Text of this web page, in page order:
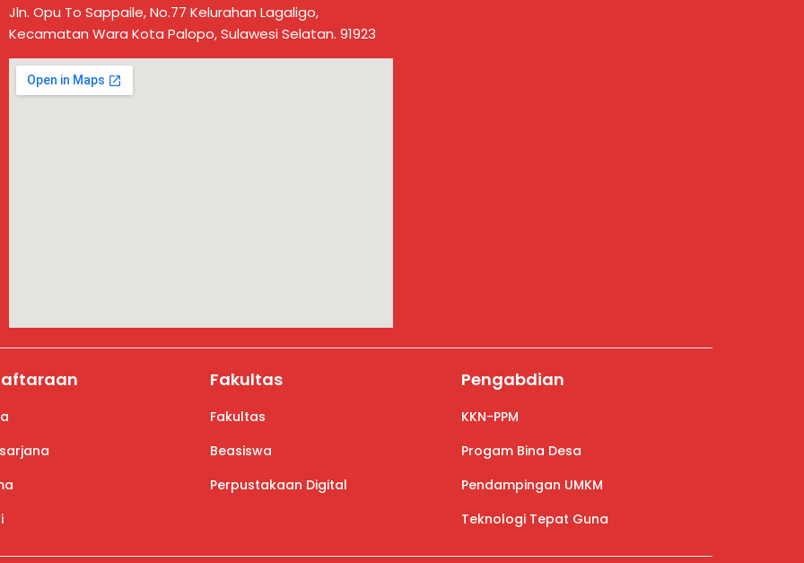
Jln. Opu To Sappaile, No.77 Kelurahan Lagaligo,
Kecamatan Wara Kota Palopo, Sulawesi Selatan. 91923
Fakultas
Fakultas
Beasiswa
Perpustakaan Digital
Pengabdian
KKN-PPM
Progam Bina Desa
Pendampingan UMKM
Teknologi Tepat Guna